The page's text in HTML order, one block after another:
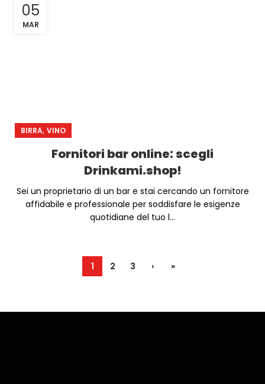
05
MAR
BIRRA, VINO
Fornitori bar online: scegli
Drinkami.shop!
Sei un proprietario di un bar e stai cercando un fornitore
affidabile e professionale per soddisfare le esigenze
quotidiane del tuo l...
1 2 3 › »